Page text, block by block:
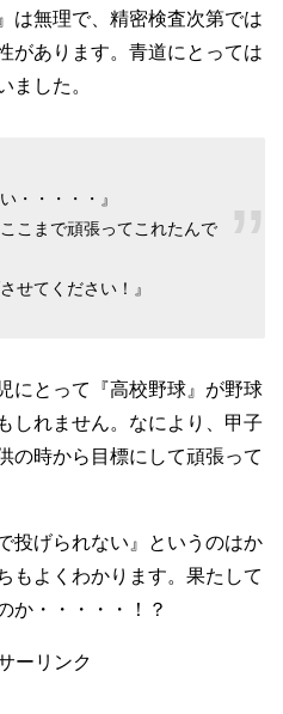
は無理で、精密検査次第では
があります。青道にとっては
ました。
・・・・・』
こまで頑張ってこれたんで
せてください！』
にとって『高校野球』が野球
しれません。なにより、甲子
の時から目標にして頑張って
投げられない』というのはか
もよくわかります。果たして
か・・・・・！？
ーリンク